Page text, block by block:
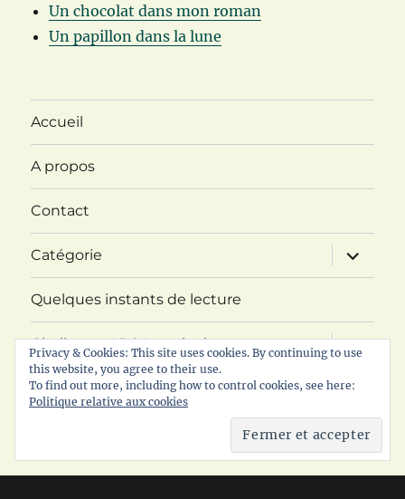
Un chocolat dans mon roman
Un papillon dans la lune
Accueil
A propos
Contact
Catégorie
ouvrir
le
sous-
Quelques instants de lecture
Challenge ABC Imaginaire
ouvrir
le
menu
RDV littéraire
ouvrir
menu
Privacy & Cookies: This site uses cookies. By continuing to use
this website, you agree to their use.
To find out more, including how to control cookies, see here:
Politique relative aux cookies